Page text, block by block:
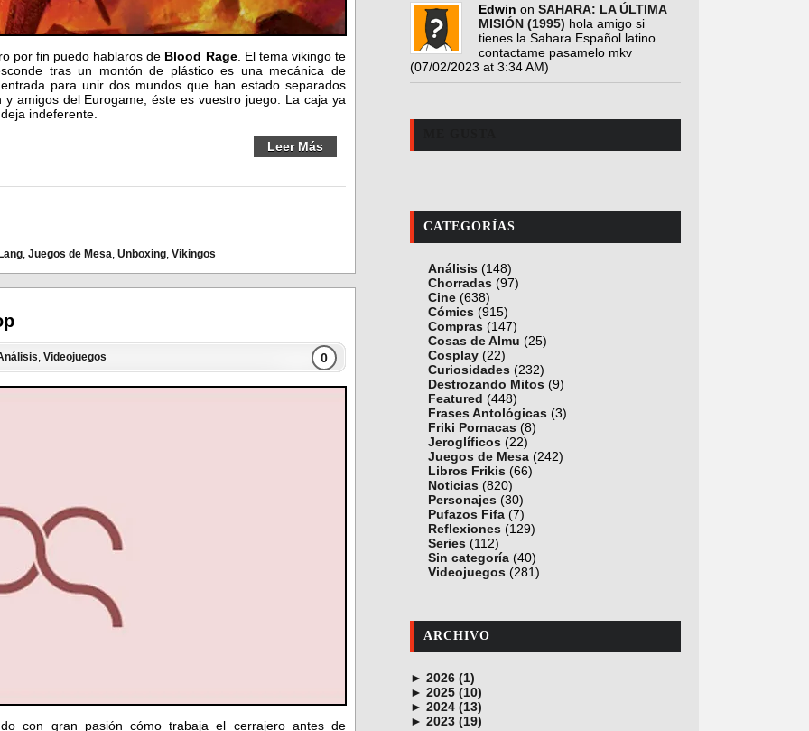
por fin puedo hablaros de Blood Rage. El tema vikingo te
tras un montón de plástico es una mecánica de
para unir dos mundos que han estado separados
amigos del Eurogame, éste es vuestro juego. La caja ya
indeferente.
Leer Más
, Juegos de Mesa, Unboxing, Vikingos
, Videojuegos 0
con gran pasión cómo trabaja el cerrajero antes de
Edwin on SAHARA: LA ÚLTIMA
MISIÓN (1995) hola amigo si
tienes la Sahara Español latino
contactame pasamelo mkv
(07/02/2023 at 3:34 AM)
CATEGORÍAS
Análisis (148)
Chorradas (97)
Cine (638)
Cómics (915)
Compras (147)
Cosas de Almu (25)
Cosplay (22)
Curiosidades (232)
Destrozando Mitos (9)
Featured (448)
Frases Antológicas (3)
Friki Pornacas (8)
Jeroglíficos (22)
Juegos de Mesa (242)
Libros Frikis (66)
Noticias (820)
Personajes (30)
Pufazos Fifa (7)
Reflexiones (129)
Series (112)
Sin categoría (40)
Videojuegos (281)
ARCHIVO
► 2026 (1)
junio (1)
► 2025 (10)
noviembre (1)
octubre (1)
► 2024 (13)
diciembre (4)
► 2023 (19)